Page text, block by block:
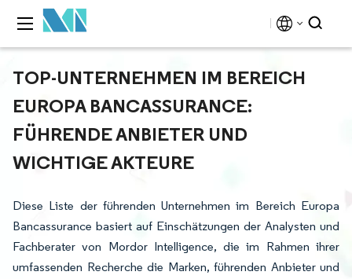
TOP-UNTERNEHMEN IM BEREICH
EUROPA BANCASSURANCE:
FÜHRENDE ANBIETER UND
WICHTIGE AKTEURE
Diese Liste der führenden Unternehmen im Bereich Europa
Bancassurance basiert auf Einschätzungen der Analysten und
Fachberater von Mordor Intelligence, die im Rahmen ihrer
umfassenden Recherche die Marken, führenden Anbieter und